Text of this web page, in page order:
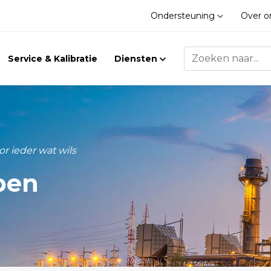
Ondersteuning Over
Gasdetectie
Accessoires
Service & Kalibratie Diensten
ieder wat wils